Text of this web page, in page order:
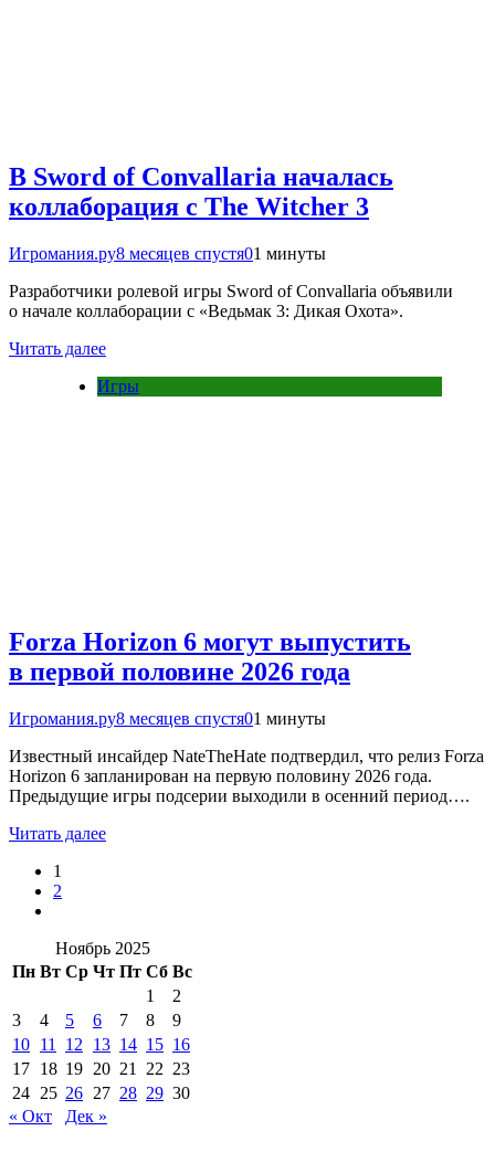
В Sword of Convallaria началась
коллаборация с The Witcher 3
Игромания.ру8 месяцев спустя01 минуты
Разработчики ролевой игры Sword of Convallaria объявили
о начале коллаборации с «Ведьмак 3: Дикая Охота».
Читать далее
Игры
Forza Horizon 6 могут выпустить
в первой половине 2026 года
Игромания.ру8 месяцев спустя01 минуты
Известный инсайдер NateTheHate подтвердил, что релиз Forza
Horizon 6 запланирован на первую половину 2026 года.
Предыдущие игры подсерии выходили в осенний период….
Читать далее
1
2
Ноябрь 2025
Пн Вт Ср Чт Пт Сб Вс
1
2
3
4 5 6 7 8
9
10 11 12 13 14 15 16
17 18 19 20 21 22 23
24 25 26 27 28 29 30
« Окт
Дек »